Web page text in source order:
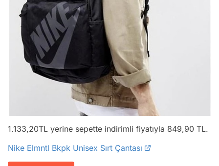
1.133,20TL yerine sepette indirimli fiyatıyla 849,90 TL.
Nike Elmntl Bkpk Unisex Sırt Çantası